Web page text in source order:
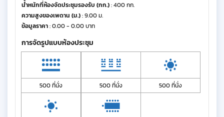
น้ำหนักที่ห้องจัดประชุมรองรับ (กก.): 400 กก.
ความสูงของเพดาน (ม.): 9.00 ม.
ข้อมูลราคา: 0.00 - 0.00 บาท
การจัดรูปแบบห้องประชุม
500 ที่นั่ง 500 ที่นั่ง 500 ที่นั่ง